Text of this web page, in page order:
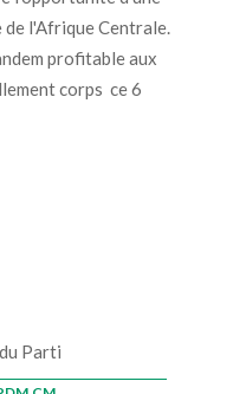
l'Afrique Centrale.
profitable aux
corps ce 6
Parti